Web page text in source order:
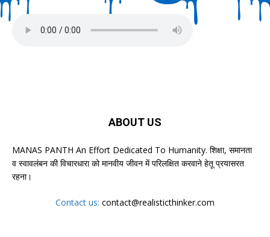
ABOUT US
MANAS PANTH An Effort Dedicated To Humanity. शिक्षा, समानता
व स्वावलंबन की विचारधारा को मानवीय जीवन में परिलक्षित करवाने हेतू प्रयासरत
रहना।
Contact us: contact@realisticthinker.com